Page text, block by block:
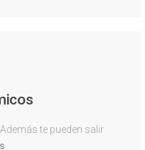
Además te pueden salir
.